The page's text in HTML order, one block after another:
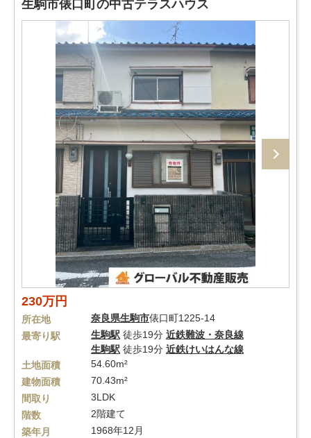
生駒市俵口町の中古テラスハウス
230万円
所在地 奈良県生駒市俵口町1225-14
最寄り駅
生駒駅 徒歩19分 近鉄難波・奈良線
生駒駅 徒歩19分 近鉄けいはんな線
土地面積
54.60m²
建物面積
70.43m²
間取り
3LDK
階数
2階建て
築年月
1968年12月